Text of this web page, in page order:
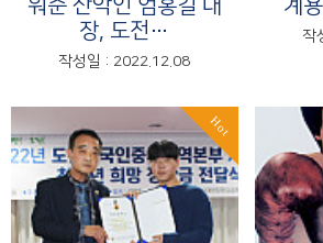
워준 산악인 엄홍길 대
장, 도전…
작성일 : 2022.12.08
계
작
Hot